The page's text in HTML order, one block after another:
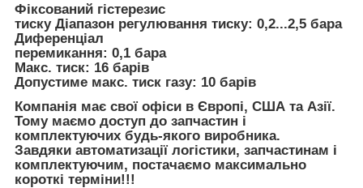
Фіксований гістерезис
тиску Діапазон регулювання тиску: 0,2...2,5 бара
Диференціал
перемикання: 0,1 бара
Макс. тиск: 16 барів
Допустиме макс. тиск газу: 10 барів
Компанія має свої офіси в Європі, США та Азії.
Тому маємо доступ до запчастин і
комплектуючих будь-якого виробника.
Завдяки автоматизації логістики, запчастинам і
комплектуючим, постачаємо максимально
короткі терміни!!!